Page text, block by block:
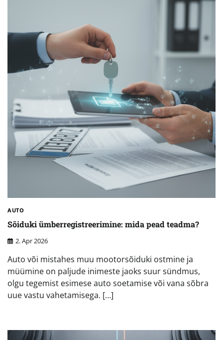
AUTO
Sõiduki ümberregistreerimine: mida pead teadma?
2. Apr 2026
Auto või mistahes muu mootorsõiduki ostmine ja
müümine on paljude inimeste jaoks suur sündmus,
olgu tegemist esimese auto soetamise või vana sõbra
uue vastu vahetamisega. […]